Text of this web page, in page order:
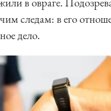
следам: в его
дело.